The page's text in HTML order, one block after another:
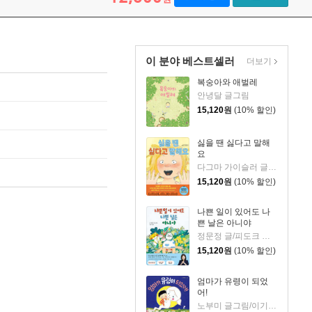
이 분야 베스트셀러
복숭아와 애벌레
안녕달 글그림
15,120원 (10% 할인)
싫을 땐 싫다고 말해
요
다그마 가이슬러 글/박소영 역
15,120원 (10% 할인)
나쁜 일이 있어도 나
쁜 날은 아니야
정문정 글/피도크 그림/천근아 감수
15,120원 (10% 할인)
엄마가 유령이 되었
어!
더보기